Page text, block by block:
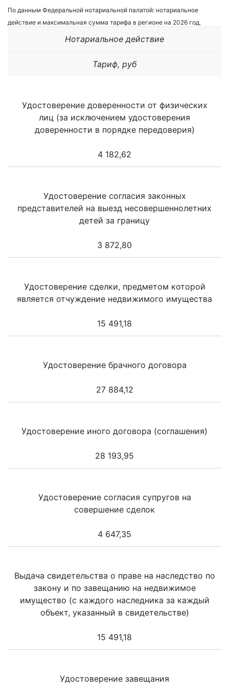
По данным Федеральной нотариальной палатой: нотариальное
действие и максимальная сумма тарифа в регионе на 2026 год.
Нотариальное действие
Тариф, руб
Удостоверение доверенности от физических
лиц (за исключением удостоверения
доверенности в порядке передоверия)
4 182,62
Удостоверение согласия законных
представителей на выезд несовершеннолетних
детей за границу
3 872,80
Удостоверение сделки, предметом которой
является отчуждение недвижимого имущества
15 491,18
Удостоверение брачного договора
27 884,12
Удостоверение иного договора (соглашения)
28 193,95
Удостоверение согласия супругов на
совершение сделок
4 647,35
Выдача свидетельства о праве на наследство по
закону и по завещанию на недвижимое
имущество (с каждого наследника за каждый
объект, указанный в свидетельстве)
15 491,18
Удостоверение завещания